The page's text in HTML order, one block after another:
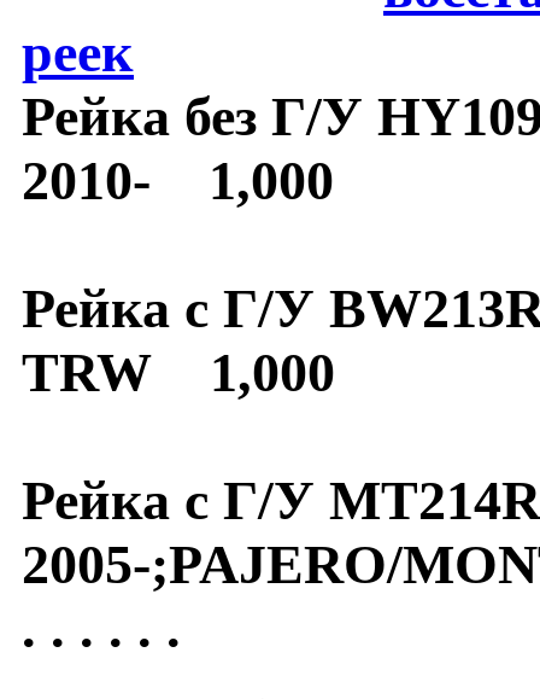
реек
Рейка без Г/У
2010- 1,000
Рейка с Г/У
TRW 1,000
Рейка с Г/У
2005-;PAJERO/
. . . . . .